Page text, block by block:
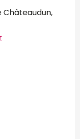
Châteaudun,